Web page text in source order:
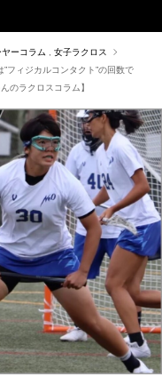
ーコラム
女子ラクロス
フィジカルコンタクト”の回数で
のラクロスコラム】